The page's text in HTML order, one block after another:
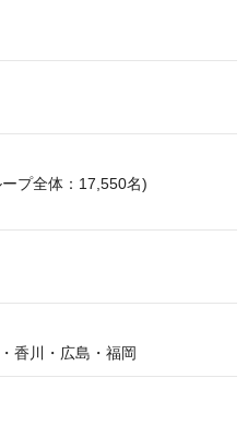
プ全体：17,550名)
香川・広島・福岡